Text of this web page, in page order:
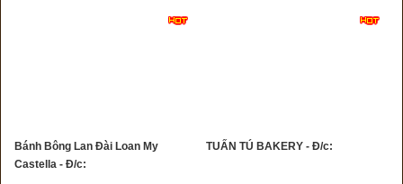
Bánh Bông Lan Đài Loan My
Castella - Đ/c:
TUẤN TÚ BAKERY - Đ/c: